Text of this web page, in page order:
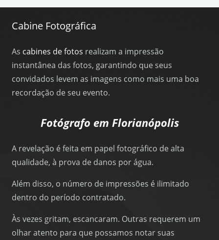
Cabine Fotográfica
As cabines de fotos realizam a impressão
instantânea das fotos, garantindo que seus
convidados levem as imagens como mais uma boa
recordação de seu evento.
Fotógrafo em Florianópolis
A revelação é feita em papel fotográfico de alta
qualidade, à prova de danos por água.
Além disso, o número de impressões é ilimitado
dentro do período contratado.
Às vezes gritam, escancaram. Outras requerem um
olhar atento para que possamos notar suas